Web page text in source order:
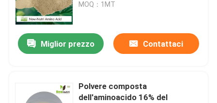
Contatti
Prodotti
Fertilizzante organico dell'aminoacido
MOQ：1MT
Miglior prezzo Contattaci
Polvere composta
dell'aminoacido 16% del